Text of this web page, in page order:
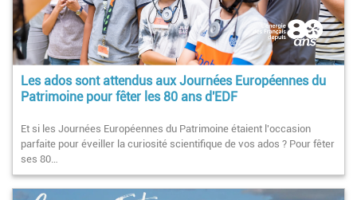
Les ados sont attendus aux Journées Européennes du
Patrimoine pour fêter les 80 ans d'EDF
Et si les Journées Européennes du Patrimoine étaient l'occasion
parfaite pour éveiller la curiosité scientifique de vos ados ? Pour fêter
ses 80…